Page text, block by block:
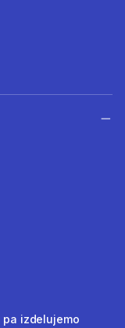
pa izdelujemo